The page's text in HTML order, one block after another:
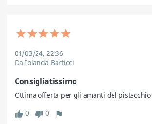
01/03/24, 22:36
Da Iolanda Barticci
Consigliatissimo
Ottima offerta per gli amanti del pistacchio
thumb_up 0 thumb_down 0 flag